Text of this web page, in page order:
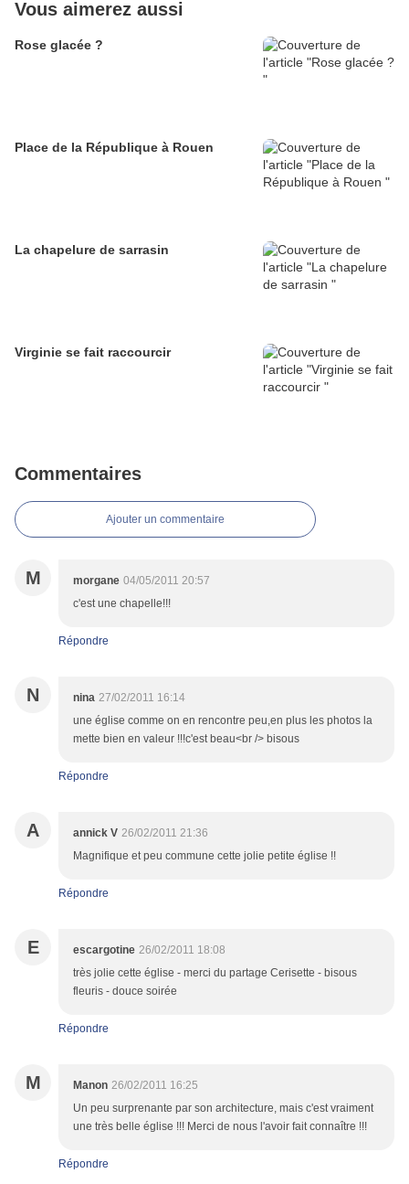
Vous aimerez aussi
Rose glacée ?
Place de la République à Rouen
La chapelure de sarrasin
Virginie se fait raccourcir
Commentaires
Ajouter un commentaire
M morgane 04/05/2011 20:57
c'est une chapelle!!!
Répondre
N nina 27/02/2011 16:14
une église comme on en rencontre peu,en plus les photos la
mette bien en valeur !!!c'est beau<br /> bisous
Répondre
A annick V 26/02/2011 21:36
Magnifique et peu commune cette jolie petite église !!
Répondre
E escargotine 26/02/2011 18:08
très jolie cette église - merci du partage Cerisette - bisous
fleuris - douce soirée
Répondre
M Manon 26/02/2011 16:25
Un peu surprenante par son architecture, mais c'est vraiment
une très belle église !!! Merci de nous l'avoir fait connaître !!!
Répondre